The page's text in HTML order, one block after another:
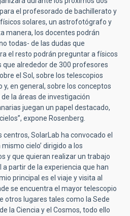
el profesorado de bachillerato y
solares, un astrofotógrafo y
manera, los docentes podrán
todas- de las dudas que
el resto podrán preguntar a físicos
que alrededor de 300 profesores
el Sol, sobre los telescopios
en general, sobre los conceptos
la áreas de investigación
juegan un papel destacado,
expone Rosenberg.
SolarLab ha convocado el
cielo’ dirigido a los
y que quieran realizar un trabajo
partir de la experiencia que han
principal es el viaje y visita al
se encuentra el mayor telescopio
otros lugares tales como la Sede
la Ciencia y el Cosmos, todo ello